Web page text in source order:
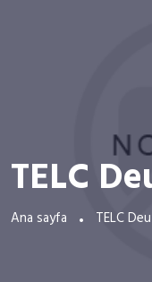
TELC
Ana sayfa TELC